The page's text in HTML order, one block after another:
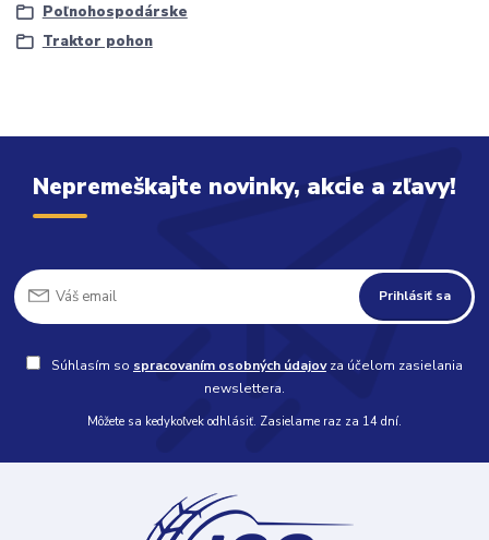
Poľnohospodárske
Traktor pohon
Nepremeškajte novinky, akcie a zľavy!
Prihlásiť sa
Súhlasím so spracovaním osobných údajovza účelom zasielania
newslettera.
Môžete sa kedykoľvek odhlásiť. Zasielame raz za 14 dní.